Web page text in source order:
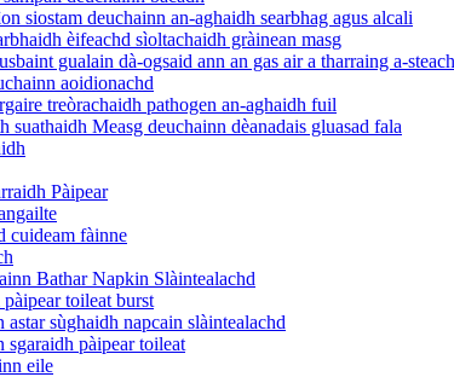
siostam deuchainn an-aghaidh searbhag agus alcali
èifeachd sìoltachaidh gràinean masg
gualain dà-ogsaid ann an gas air a tharraing a-steach
aoidionachd
treòrachaidh pathogen an-aghaidh fuil
suathaidh Measg deuchainn dèanadais gluasad fala
Pàipear
cuideam fàinne
Bathar Napkin Slàintealachd
pàipear toileat burst
astar sùghaidh napcain slàintealachd
sgaraidh pàipear toileat
eile